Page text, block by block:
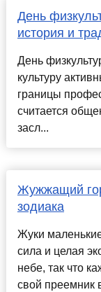
День
история и
День
культуру
границы
считается
засл...
Жужжащий
зодиака
Жуки
сила и целая
небе, так что
свой преемник